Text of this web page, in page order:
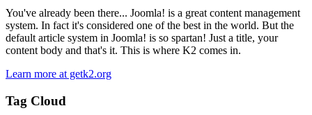
You've already been there... Joomla! is a great content management
system. In fact it's considered one of the best in the world. But the
default article system in Joomla! is so spartan! Just a title, your
content body and that's it. This is where K2 comes in.
Learn more at getk2.org
Tag Cloud